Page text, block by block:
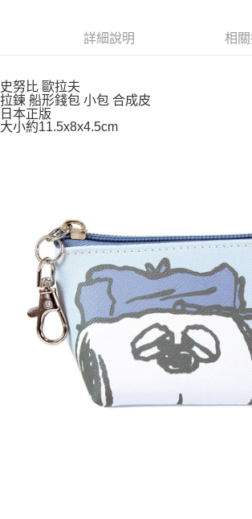
每筆NT$65，滿NT$999(含以上)免運費
每筆NT$65，滿NT$999(含以上)免運費
7-11取貨付款
每筆NT$65，滿NT$999(含以上)免運費
每筆NT$100，滿NT$999(含以上)免運費
詳細說明 相
史努比 歐拉夫
拉鍊 船形錢包 小包 合成皮
日本正版
大小約11.5x8x4.5cm